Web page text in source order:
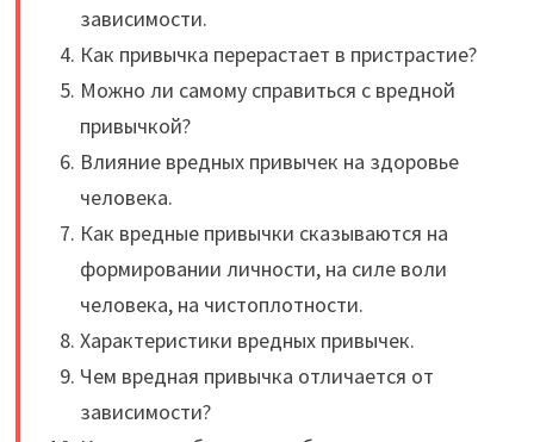
зависимости.
Как привычка перерастает в пристрастие?
Можно ли самому справиться с вредной
привычкой?
Влияние вредных привычек на здоровье
человека.
Как вредные привычки сказываются на
формировании личности, на силе воли
человека, на чистоплотности.
Характеристики вредных привычек.
Чем вредная привычка отличается от
зависимости?